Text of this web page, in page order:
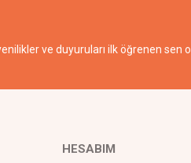
ve duyuruları ilk öğrenen sen ol.
HESABIM